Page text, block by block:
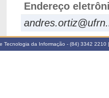
Endereço
Tecnologia da Informação - (84) 3342